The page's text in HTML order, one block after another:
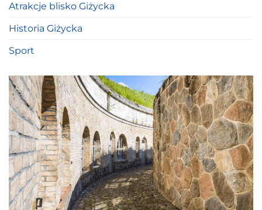
Atrakcje blisko Giżycka
Historia Giżycka
Sport